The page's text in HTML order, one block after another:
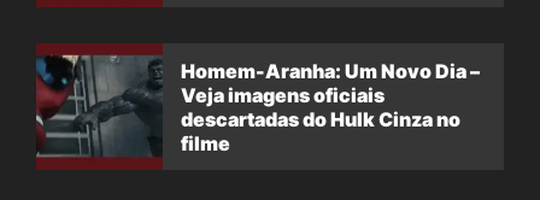
Homem-Aranha: Um Novo Dia –
Veja imagens oficiais
descartadas do Hulk Cinza no
filme